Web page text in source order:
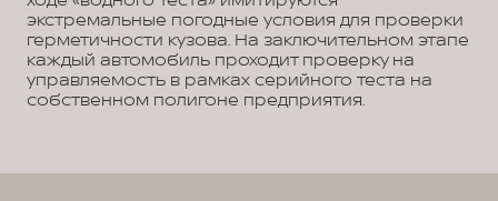
экстремальные погодные условия для проверки
герметичности кузова. На заключительном этапе
каждый автомобиль проходит проверку на
управляемость в рамках серийного теста на
собственном полигоне предприятия.